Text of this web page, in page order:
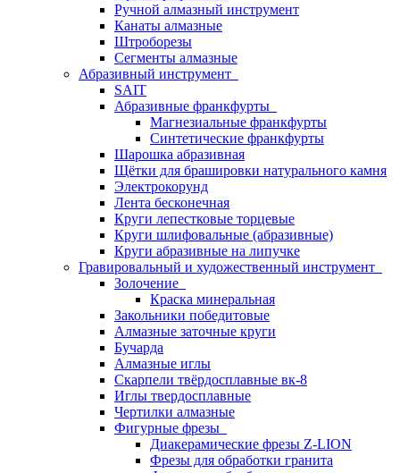
Ручной алмазный инструмент
Канаты алмазные
Штроборезы
Сегменты алмазные
Абразивный инструмент
SAIT
Абразивные франкфурты
Магнезиальные франкфурты
Синтетические франкфурты
Шарошка абразивная
Щётки для брашировки натурального камня
Электрокорунд
Лента бесконечная
Круги лепестковые торцевые
Круги шлифовальные (абразивные)
Круги абразивные на липучке
Гравировальный и художественный инструмент
Золочение
Краска минеральная
Закольники победитовые
Алмазные заточные круги
Бучарда
Алмазные иглы
Скарпели твёрдосплавные вк-8
Иглы твердосплавные
Чертилки алмазные
Фигурные фрезы
Диакерамические фрезы Z-LION
Фрезы для обработки гранита